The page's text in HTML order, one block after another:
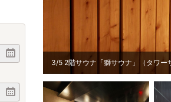
3/5 2階サウナ「獅サウナ」（タワー